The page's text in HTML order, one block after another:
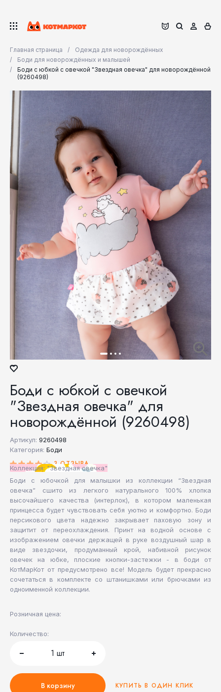
Главная страница
Одежда для новорождённых
Боди для новорождённых и малышей
Боди с юбкой с овечкой "Звездная овечка" для новорождённой
(9260498)
Боди с юбкой с овечкой
"Звездная овечка" для
новорождённой (9260498)
Артикул: 9260498
Категория: Боди
3 ОТЗЫВА
Коллекция: "Звездная овечка"
Боди с юбочкой для малышки из коллекции “Звездная
овечка” сшито из легкого натурального 100% хлопка
высочайшего качества (интерлок), в котором маленькая
принцесса будет чувствовать себя уютно и комфортно. Боди
персикового цвета надежно закрывает паховую зону и
защитит от переохлаждения. Принт на водной основе с
изображением овечки держащей в руке воздушный шар в
виде звездочки, продуманный крой, набивной рисунок
овечек на юбке, плоские кнопки-застежки - в боди от
КотМарКот от предусмотрено все! Модель будет прекрасно
сочетаться в комплекте со штанишками или брючками из
одноименной коллекции.
Розничная цена:
Количество:
1 шт
В корзину КУПИТЬ В ОДИН КЛИК